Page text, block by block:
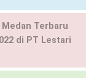
Medan Terbaru
di PT Lestari